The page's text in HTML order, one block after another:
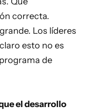
correcta.
Los líderes
esto no es
de
el desarrollo